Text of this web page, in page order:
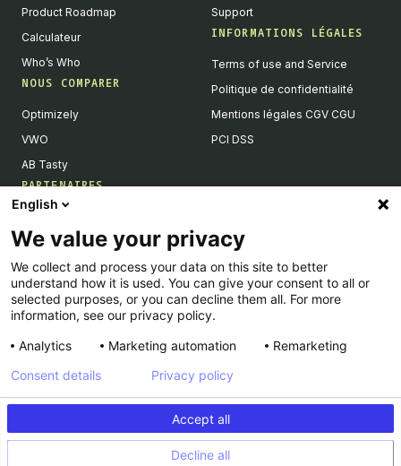
Product Roadmap
Calculateur
Who’s Who
NOUS COMPARER
Optimizely
VWO
AB Tasty
PARTENAIRES
Devenir partenaires
Liste de nos intégrations
Agences Partenaires
Support
INFORMATIONS LÉGALES
Terms of use and Service
Politique de confidentialité
Mentions légales CGV CGU
PCI DSS
© Kameleoon — 2026 All rights Reserved
Privacy policy
English
We value your privacy
We collect and process your data on this site to better
understand how it is used. You can give your consent to all or
selected purposes, or you can decline them all. For more
information, see our privacy policy.
Analytics
Marketing automation Remarketing
Accept all
Decline all
Consent details Privacy policy